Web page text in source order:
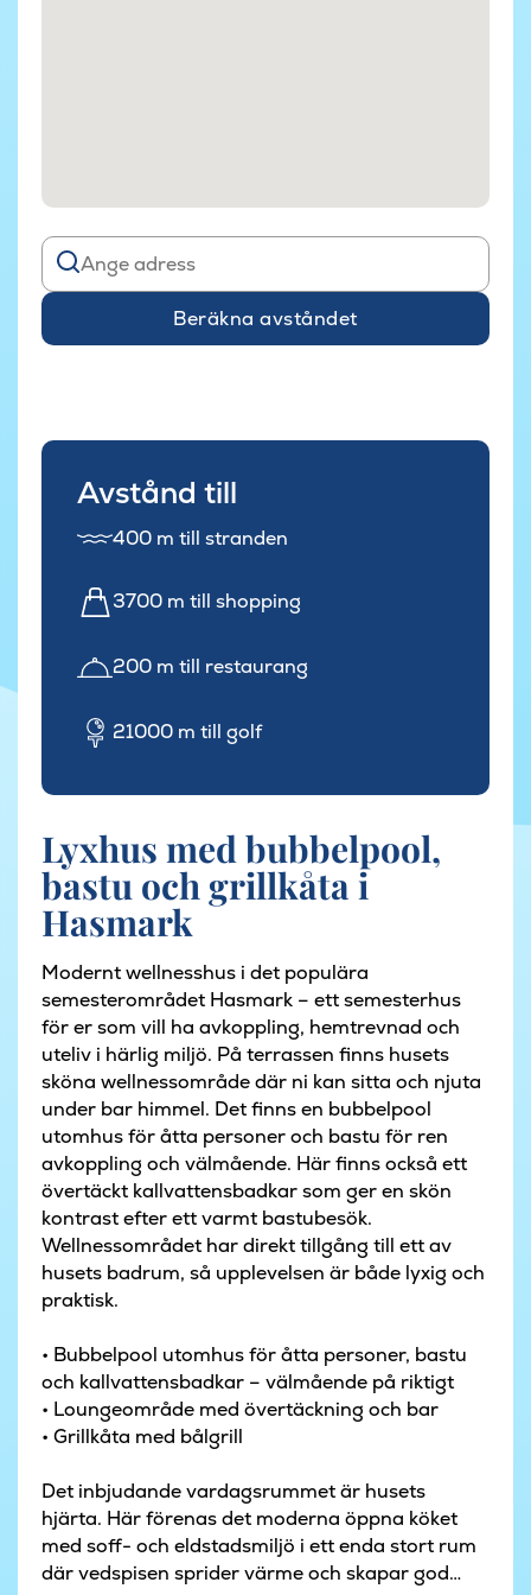
Beräkna avståndet
Avstånd till
400 m till stranden
3700 m till shopping
200 m till restaurang
21000 m till golf
Lyxhus med bubbelpool,
bastu och grillkåta i
Hasmark
Modernt wellnesshus i det populära
semesterområdet Hasmark – ett semesterhus
för er som vill ha avkoppling, hemtrevnad och
uteliv i härlig miljö. På terrassen finns husets
sköna wellnessområde där ni kan sitta och njuta
under bar himmel. Det finns en bubbelpool
utomhus för åtta personer och bastu för ren
avkoppling och välmående. Här finns också ett
övertäckt kallvattensbadkar som ger en skön
kontrast efter ett varmt bastubesök.
Wellnessområdet har direkt tillgång till ett av
husets badrum, så upplevelsen är både lyxig och
praktisk.
• Bubbelpool utomhus för åtta personer, bastu
och kallvattensbadkar – välmående på riktigt
• Loungeområde med övertäckning och bar
• Grillkåta med bålgrill
Det inbjudande vardagsrummet är husets
hjärta. Här förenas det moderna öppna köket
med soff- och eldstadsmiljö i ett enda stort rum
där vedspisen sprider värme och skapar god